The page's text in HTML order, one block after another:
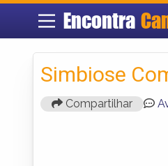
Encontra
Simbiose
Compartilhar